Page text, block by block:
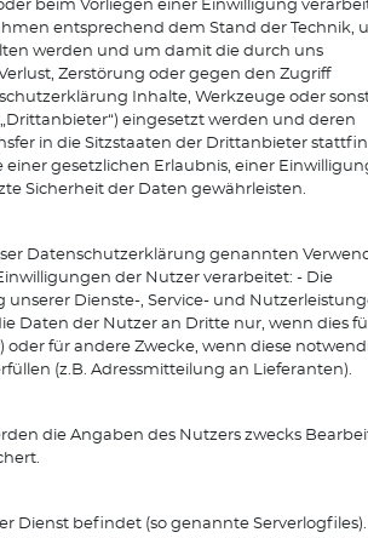
beim Vorliegen einer Einwilligung
entsprechend dem Stand der Technik,
werden und um damit die durch uns
Zerstörung oder gegen den Zugriff
Inhalte, Werkzeuge oder
eingesetzt werden und deren
in die Sitzstaaten der Drittanbieter
gesetzlichen Erlaubnis, einer
Sicherheit der Daten gewährleisten.
Datenschutzerklärung genannten
der Nutzer verarbeitet: - Die
Dienste-, Service- und
Daten der Nutzer an Dritte nur, wenn dies
für andere Zwecke, wenn diese
(z.B. Adressmitteilung an Lieferanten).
die Angaben des Nutzers zwecks
Dienst befindet (so genannte